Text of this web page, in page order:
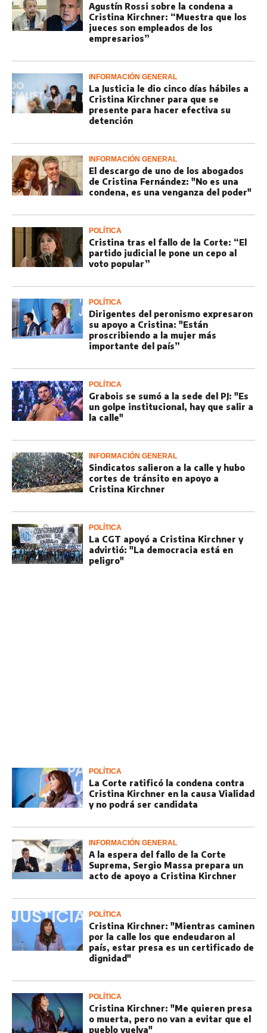
Agustín Rossi sobre la condena a
Cristina Kirchner: “Muestra que los
jueces son empleados de los
empresarios”
INFORMACIÓN GENERAL
La Justicia le dio cinco días hábiles a
Cristina Kirchner para que se
presente para hacer efectiva su
detención
INFORMACIÓN GENERAL
El descargo de uno de los abogados
de Cristina Fernández: "No es una
condena, es una venganza del poder"
POLÍTICA
Cristina tras el fallo de la Corte: “El
partido judicial le pone un cepo al
voto popular”
POLÍTICA
Dirigentes del peronismo expresaron
su apoyo a Cristina: "Están
proscribiendo a la mujer más
importante del país”
POLÍTICA
Grabois se sumó a la sede del PJ: "Es
un golpe institucional, hay que salir a
la calle"
INFORMACIÓN GENERAL
Sindicatos salieron a la calle y hubo
cortes de tránsito en apoyo a
Cristina Kirchner
POLÍTICA
La CGT apoyó a Cristina Kirchner y
advirtió: "La democracia está en
peligro"
POLÍTICA
La Corte ratificó la condena contra
Cristina Kirchner en la causa Vialidad
y no podrá ser candidata
INFORMACIÓN GENERAL
A la espera del fallo de la Corte
Suprema, Sergio Massa prepara un
acto de apoyo a Cristina Kirchner
POLÍTICA
Cristina Kirchner: "Mientras caminen
por la calle los que endeudaron al
país, estar presa es un certificado de
dignidad"
POLÍTICA
Cristina Kirchner: "Me quieren presa
o muerta, pero no van a evitar que el
pueblo vuelva"